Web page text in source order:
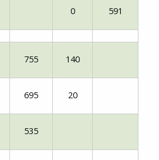
0 591
755 140
695 20
535